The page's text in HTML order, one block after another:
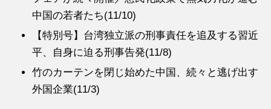
中国の若者たち(11/10)
【特別号】台湾独立派の刑事責任を追及する習近
平、自身に迫る刑事告発(11/8)
竹のカーテンを閉じ始めた中国、続々と逃げ出す
外国企業(11/3)